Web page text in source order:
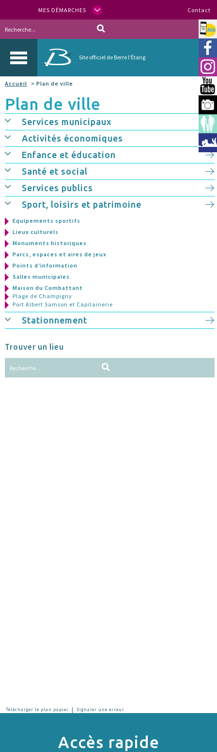
MES DÉMARCHES Contact
Site officiel de Berre l'Étang
Allo
Accueil > Plan de ville
Plan de ville
Services municipaux
Activités économiques
Enfance et éducation
Santé et social
Services publics
Sport, loisirs et patrimoine
Equipements sportifs
Lieux culturels
Monuments historiques
Parcs, espaces et aires de jeux
Points d’information
Salles municipales
Maison du Combattant
Plage de Champigny
Port Albert Samson et Capitainerie
Stationnement
Trouver un lieu
Télécharger le plan papier | Signaler une erreur
Accès rapide